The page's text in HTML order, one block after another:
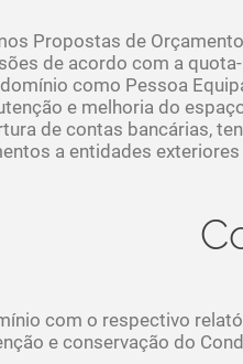
Propostas de
de acordo com a
como Pessoa
e melhoria do
de contas bancárias,
a entidades
com o respectivo
e conservação do